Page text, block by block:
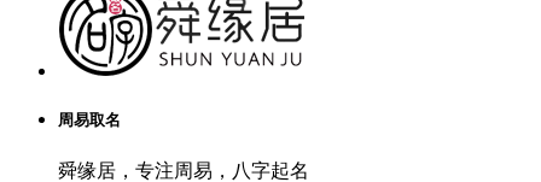
周易取名
舜缘居，专注周易，八字起名